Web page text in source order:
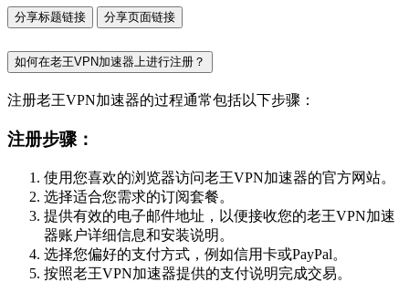
分享标题链接 分享页面链接
如何在老王VPN加速器上进行注册？
注册老王VPN加速器的过程通常包括以下步骤：
注册步骤：
使用您喜欢的浏览器访问老王VPN加速器的官方网站。
选择适合您需求的订阅套餐。
提供有效的电子邮件地址，以便接收您的老王VPN加速
器账户详细信息和安装说明。
选择您偏好的支付方式，例如信用卡或PayPal。
按照老王VPN加速器提供的支付说明完成交易。